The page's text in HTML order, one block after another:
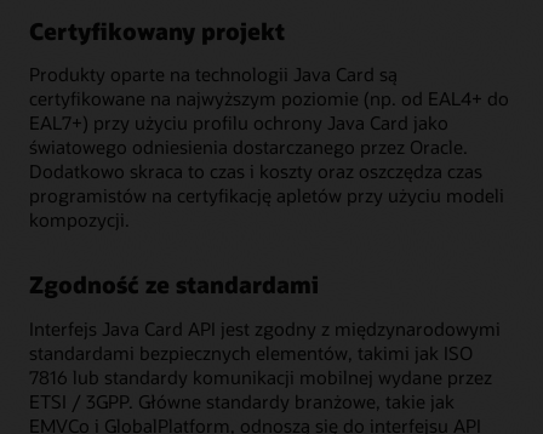
Certyfikowany projekt
Produkty oparte na technologii Java Card są
certyfikowane na najwyższym poziomie (np. od EAL4+ do
EAL7+) przy użyciu profilu ochrony Java Card jako
światowego odniesienia dostarczanego przez Oracle.
Dodatkowo skraca to czas i koszty oraz oszczędza czas
programistów na certyfikację apletów przy użyciu modeli
kompozycji.
Zgodność ze standardami
Interfejs Java Card API jest zgodny z międzynarodowymi
standardami bezpiecznych elementów, takimi jak ISO
7816 lub standardy komunikacji mobilnej wydane przez
ETSI / 3GPP. Główne standardy branżowe, takie jak
EMVCo i GlobalPlatform, odnoszą się do interfejsu API